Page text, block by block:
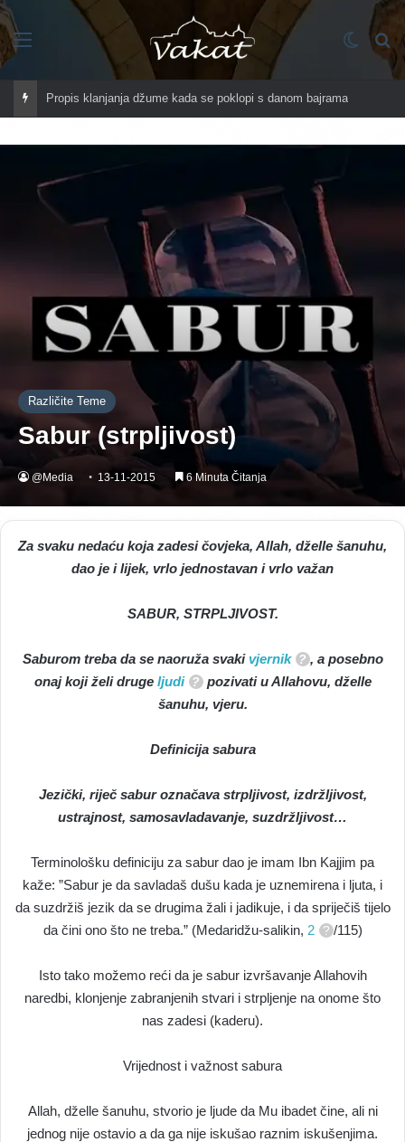
Propis klanjanja džume kada se poklopi s danom bajrama
Različite Teme
Sabur (strpljivost)
@Media 13-11-2015 6 Minuta Čitanja
Za svaku nedaću koja zadesi čovjeka, Allah, dželle šanuhu,
dao je i lijek, vrlo jednostavan i vrlo važan
SABUR, STRPLJIVOST.
Saburom treba da se naoruža svaki vjernik
, a posebno
onaj koji želi druge ljudi
pozivati u Allahovu, dželle
šanuhu, vjeru.
Definicija sabura
Jezički, riječ sabur označava strpljivost, izdržljivost,
ustrajnost, samosavladavanje, suzdržljivost…
Terminološku definiciju za sabur dao je imam Ibn Kajjim pa
kaže: ”Sabur je da savladaš dušu kada je uznemirena i ljuta, i
da suzdržiš jezik da se drugima žali i jadikuje, i da spriječiš tijelo
da čini ono što ne treba.” (Medaridžu-salikin, 2 /115)
Isto tako možemo reći da je sabur izvršavanje Allahovih
naredbi, klonjenje zabranjenih stvari i strpljenje na onome što
nas zadesi (kaderu).
Vrijednost i važnost sabura
Allah, dželle šanuhu, stvorio je ljude da Mu ibadet čine, ali ni
jednog nije ostavio a da ga nije iskušao raznim iskušenjima.